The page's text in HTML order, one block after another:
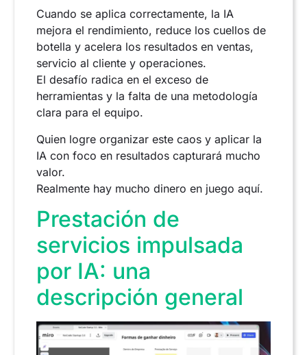
Cuando se aplica correctamente, la IA
mejora el rendimiento, reduce los cuellos de
botella y acelera los resultados en ventas,
servicio al cliente y operaciones.
El desafío radica en el exceso de
herramientas y la falta de una metodología
clara para el equipo.
Quien logre organizar este caos y aplicar la
IA con foco en resultados capturará mucho
valor.
Realmente hay mucho dinero en juego aquí.
Prestación de
servicios impulsada
por IA: una
descripción general